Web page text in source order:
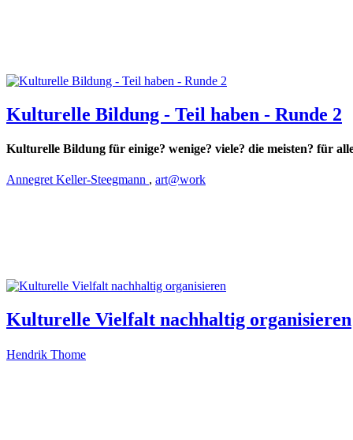
Kulturelle Bildung - Teil haben - Runde 2
Kulturelle Bildung für einige? wenige? viele? die meisten? für
Annegret Keller-Steegmann , art@work
Kulturelle Vielfalt nachhaltig organisieren
Hendrik Thome